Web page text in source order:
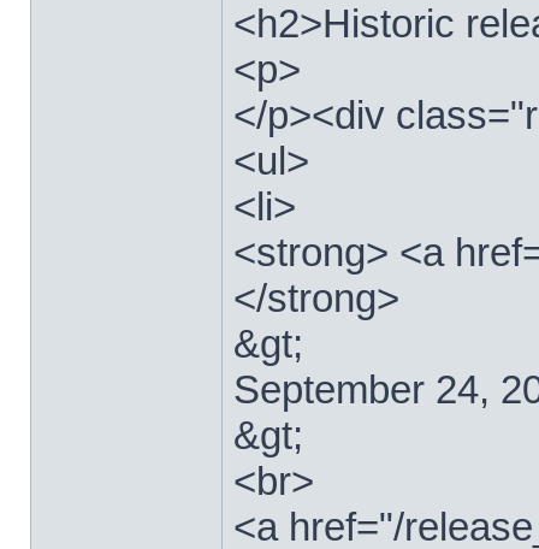
<h2>Historic
<p>
</p><div
<ul>
<li>
<strong> <a
</strong>
&gt;
September 24,
&gt;
<br>
<a href="/